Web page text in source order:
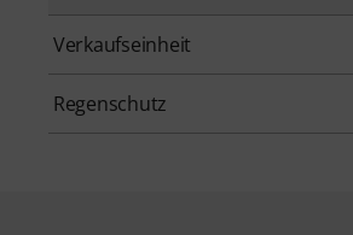
Verkaufseinheit
Regenschutz